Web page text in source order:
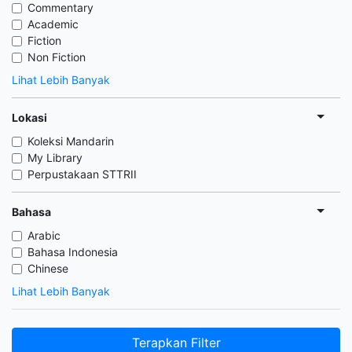
Commentary
Academic
Fiction
Non Fiction
Lihat Lebih Banyak
Lokasi
Koleksi Mandarin
My Library
Perpustakaan STTRII
Bahasa
Arabic
Bahasa Indonesia
Chinese
Lihat Lebih Banyak
Terapkan Filter